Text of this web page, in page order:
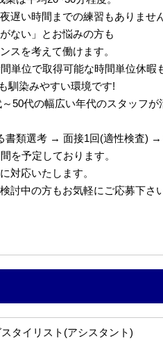
遅い時間までの練習もありません
ない」とお悩みの方も
スを考えて働けます。
単位で取得可能な時間単位休暇
馴染みやすい環境です!
50代の幅広い年代のスタッフが
書類選考 → 面接1回(適性検査) →
を予定しております。
対応いたします。
討中の方もお気軽にご応募下さい
タイリスト(アシスタント)